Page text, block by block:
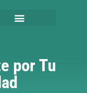
por Tu